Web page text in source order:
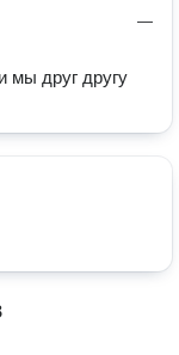
—
мы друг другу